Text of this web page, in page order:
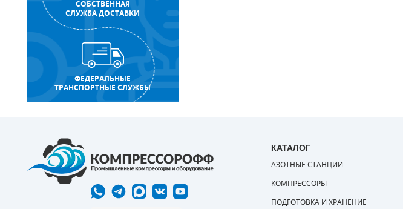
СОБСТВЕННАЯ
СЛУЖБА ДОСТАВКИ
ФЕДЕРАЛЬНЫЕ
ТРАНСПОРТНЫЕ СЛУЖБЫ
КАТАЛОГ
АЗОТНЫЕ СТАНЦИИ
КОМПРЕССОРЫ
ПОДГОТОВКА И ХРАНЕНИЕ